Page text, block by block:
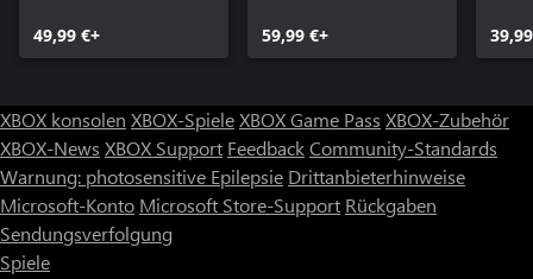
49,99 €+ 59,99 €+
XBOX konsolen XBOX-SpieleXBOX Game Pass XBOX-Zubehör
XBOX-News XBOX Support FeedbackCommunity-Standards
Warnung: photosensitive Epilepsie Drittanbieterhinweise
Microsoft-Konto Microsoft Store-Support Rückgaben
Sendungsverfolgung
Spiele